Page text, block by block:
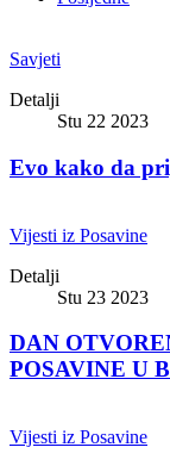
Savjeti
Detalji
Stu 22 2023
Evo kako da
Vijesti iz Posavine
Detalji
Stu 23 2023
DAN
POSAVINE U
Vijesti iz Posavine